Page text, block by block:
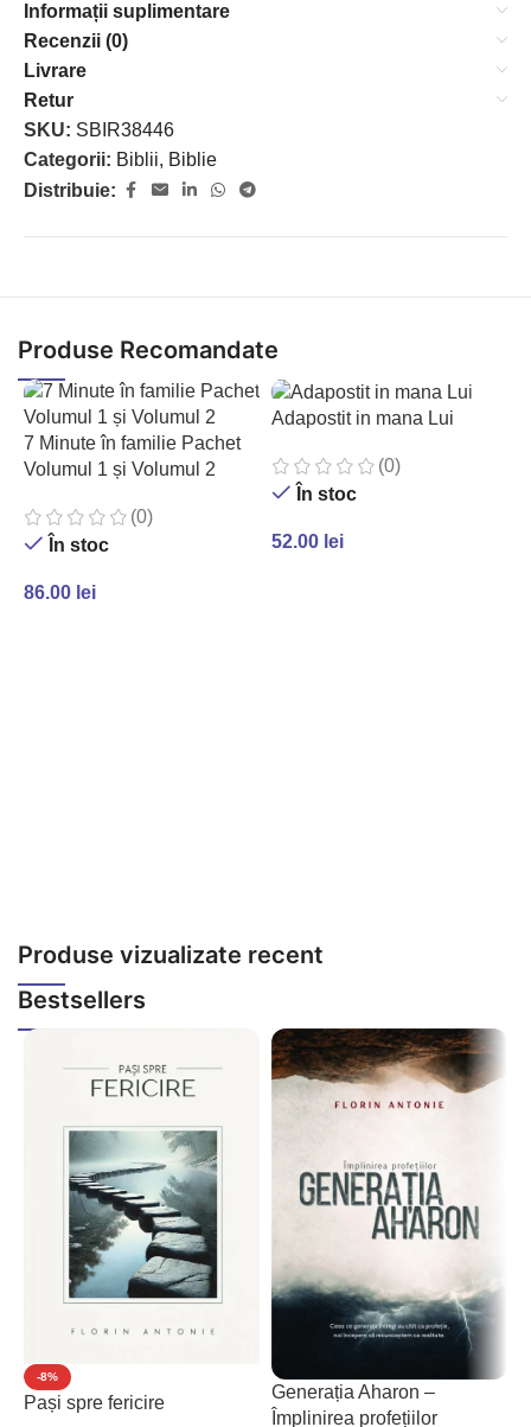
Informații suplimentare
Recenzii (0)
Livrare
Retur
SKU: SBIR38446
Categorii: Biblii, Biblie
Distribuie:
Produse Recomandate
7 Minute în familie Pachet
Volumul 1 și Volumul 2
(0)
În stoc
86.00 lei
Adapostit in mana Lui
(0)
În stoc
52.00 lei
Produse vizualizate recent
Bestsellers
-8%
Pași spre fericire
Generația Aharon –
Împlinirea profețiilor